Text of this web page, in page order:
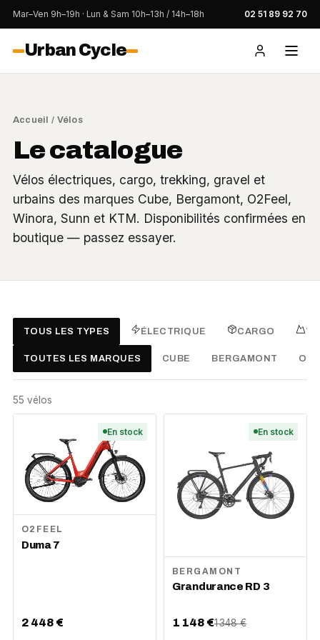
Mar–Ven 9h–19h · Lun & Sam 10h–13h / 14h–18h 02 51 89 92 70
Urban Cycle
Accueil / Vélos
Le catalogue
Vélos électriques, cargo, trekking, gravel et
urbains des marques Cube, Bergamont, O2Feel,
Winora, Sunn et KTM. Disponibilités confirmées en
boutique — passez essayer.
TOUS LES TYPES ÉLECTRIQUE CARGO
TOUTES LES MARQUES CUBE BERGAMONT
55 vélos
En stock
O2FEEL
Duma 7
2 448 €
En stock
BERGAMONT
Grandurance RD 3
1 148 €1 348 €